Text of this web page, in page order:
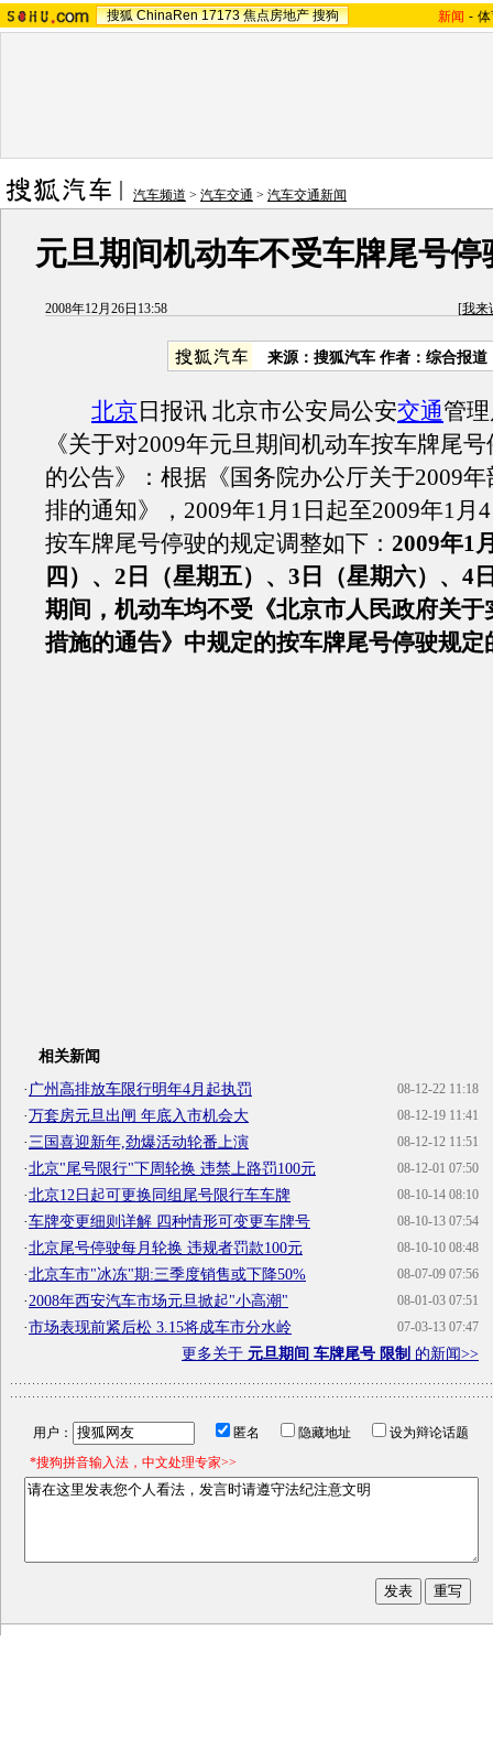
搜狐 ChinaRen 17173 焦点房地产 搜狗 新闻 -
汽车频道 > 汽车交通 > 汽车交通新闻
元旦期间机动车不受车牌尾号停
2008年12月26日13:58 [我来
来源：搜狐汽车 作者：综合报道
北京日报讯 北京市公安局公安交通管
《关于对2009年元旦期间机动车按车牌尾
的公告》：根据《国务院办公厅关于2009
排的通知》，2009年1月1日起至2009年1月
按车牌尾号停驶的规定调整如下： 2009年1
四）、2日（星期五）、3日（星期六）、4
期间，机动车均不受《北京市人民政府关于
措施的通告》中规定的按车牌尾号停驶规定
相关新闻
08-12-22 11:18
· 广州高排放车限行明年4月起执罚
08-12-19 11:41
·万套房元旦出闸 年底入市机会大
08-12-12 11:51
·三国喜迎新年,劲爆活动轮番上演
08-12-01 07:50
·北京"尾号限行"下周轮换 违禁上路罚100元
08-10-14 08:10
·北京12日起可更换同组尾号限行车车牌
08-10-13 07:54
·车牌变更细则详解 四种情形可变更车牌号
08-10-10 08:48
·北京尾号停驶每月轮换 违规者罚款100元
08-07-09 07:56
·北京车市"冰冻"期:三季度销售或下降50%
08-01-03 07:51
·2008年西安汽车市场元旦掀起"小高潮"
07-03-13 07:47
·市场表现前紧后松 3.15将成车市分水岭
更多关于 元旦期间 车牌尾号 限制 的新闻>>
用户： 匿名 隐藏地址
设为辩论话题
*搜狗拼音输入法，中文处理专家>>